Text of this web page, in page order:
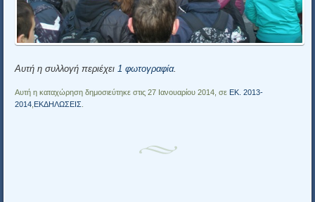
Αυτή η συλλογή περιέχει 1 φωτογραφία.
Αυτή η καταχώρηση δημοσιεύτηκε στις 27 Ιανουαρίου 2014, σε EK. 2013-
2014 ΕΚΔΗΛΩΣΕΙΣ